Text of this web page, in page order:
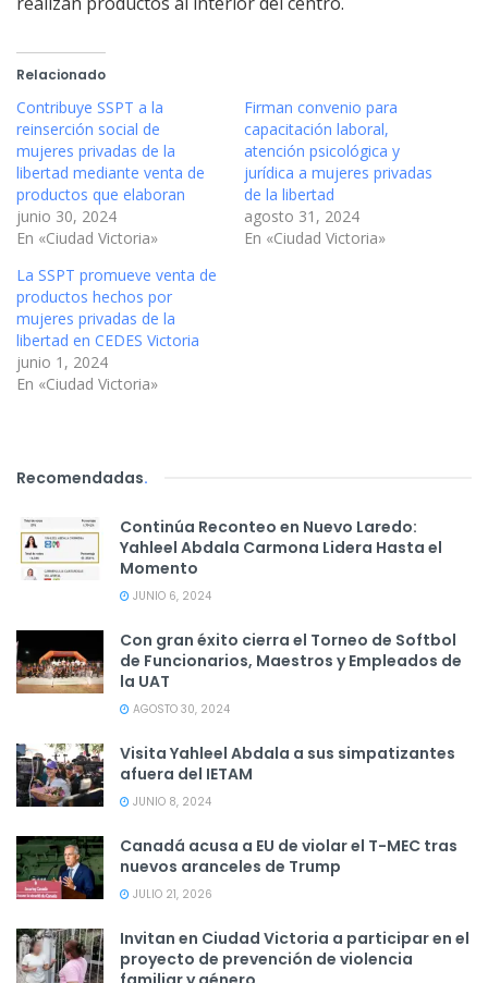
Relacionado
Contribuye SSPT a la
reinserción social de
mujeres privadas de la
libertad mediante venta de
productos que elaboran
junio 30, 2024
En «Ciudad Victoria»
Firman convenio para
capacitación laboral,
atención psicológica y
jurídica a mujeres privadas
de la libertad
agosto 31, 2024
En «Ciudad Victoria»
La SSPT promueve venta de
productos hechos por
mujeres privadas de la
libertad en CEDES Victoria
junio 1, 2024
En «Ciudad Victoria»
Recomendadas.
Continúa Reconteo en Nuevo Laredo:
Yahleel Abdala Carmona Lidera Hasta el
Momento
JUNIO 6, 2024
Con gran éxito cierra el Torneo de Softbol
de Funcionarios, Maestros y Empleados de
la UAT
AGOSTO 30, 2024
Visita Yahleel Abdala a sus simpatizantes
afuera del IETAM
JUNIO 8, 2024
Canadá acusa a EU de violar el T-MEC tras
nuevos aranceles de Trump
JULIO 21, 2026
Invitan en Ciudad Victoria a participar en el
proyecto de prevención de violencia